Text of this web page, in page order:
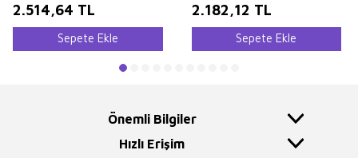
2.514,64 TL
Sepete Ekle
2.182,12 TL
Sepete Ekle
Önemli Bilgiler
Hızlı Erişim